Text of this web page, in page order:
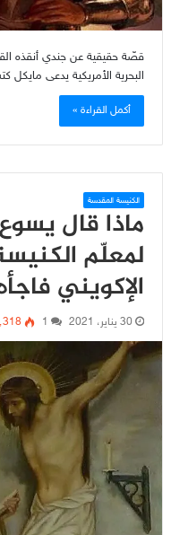
قصّة حقيقية عن جندي أنقذه
البحرية الأمريكية يدعى مايكل
أكمل القراءة »
الكنيسة المقدسة
ماذا قال
لمعلّم
الإكويني
30 يناير، 2021 1